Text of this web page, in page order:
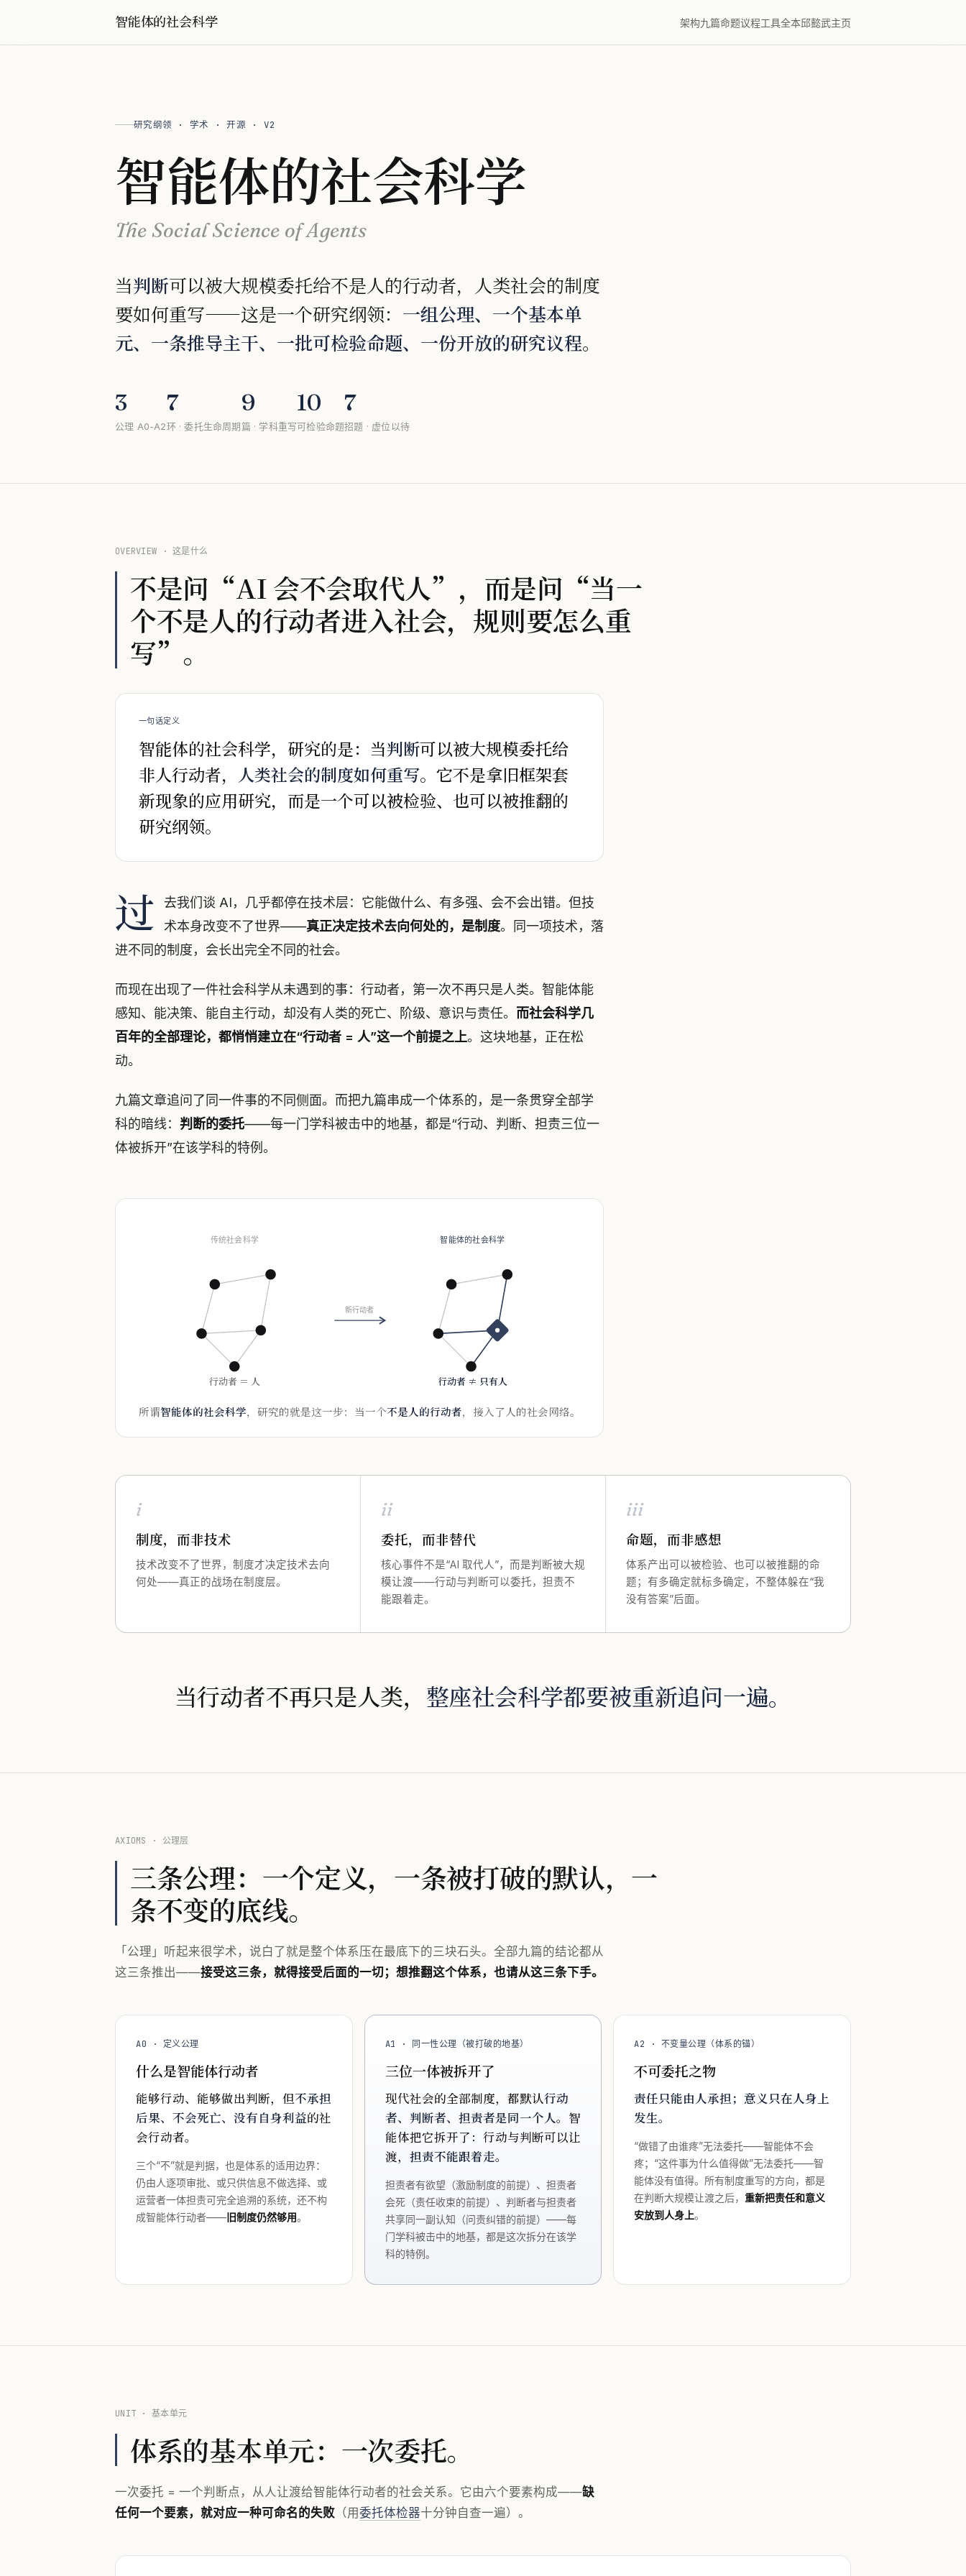
智能体的社会科学 架构九篇命题议程工具全本邱懿武主页
研究纲领 · 学术 · 开源 · V2
智能体的社会科学
The Social Science of Agents
当判断可以被大规模委托给不是人的行动者，人类社会的制度
要如何重写——这是一个研究纲领： 一组公理、一个基本单
元、一条推导主干、一批可检验命题、一份开放的研究议程。
3
公理 A0-A2
7
环 · 委托生命周期
9
篇 · 学科重写
10
可检验命题
7
招题 · 虚位以待
OVERVIEW · 这是什么
不是问“AI 会不会取代人”，而是问“当一
个不是人的行动者进入社会，规则要怎么重
写”。
一句话定义
智能体的社会科学，研究的是：当判断可以被大规模委托给
非人行动者， 人类社会的制度如何重写。它不是拿旧框架套
新现象的应用研究，而是一个可以被检验、也可以被推翻的
研究纲领。
过
去我们谈 AI，几乎都停在技术层：它能做什么、有多强、会不会出错。但技
术本身改变不了世界——真正决定技术去向何处的，是制度。同一项技术，落
进不同的制度，会长出完全不同的社会。
而现在出现了一件社会科学从未遇到的事：行动者，第一次不再只是人类。智能体能
感知、能决策、能自主行动，却没有人类的死亡、阶级、意识与责任。 而社会科学几
百年的全部理论，都悄悄建立在“行动者 = 人”这一个前提之上。这块地基，正在松
动。
九篇文章追问了同一件事的不同侧面。而把九篇串成一个体系的，是一条贯穿全部学
科的暗线： 判断的委托——每一门学科被击中的地基，都是“行动、判断、担责三位一
体被拆开”在该学科的特例。
传统社会科学 智能体的社会科学
新行动者
行动者 ＝ 人 行动者 ≠ 只有人
所谓智能体的社会科学，研究的就是这一步：当一个不是人的行动者，接入了人的社会网络。
i
制度，而非技术
技术改变不了世界，制度才决定技术去向
何处——真正的战场在制度层。
ii
委托，而非替代
核心事件不是“AI 取代人”，而是判断被大规
模让渡——行动与判断可以委托，担责不
能跟着走。
iii
命题，而非感想
体系产出可以被检验、也可以被推翻的命
题；有多确定就标多确定，不整体躲在“我
没有答案”后面。
当行动者不再只是人类， 整座社会科学都要被重新追问一遍。
AXIOMS · 公理层
三条公理：一个定义，一条被打破的默认，一
条不变的底线。
「公理」听起来很学术，说白了就是整个体系压在最底下的三块石头。全部九篇的结论都从
这三条推出——接受这三条，就得接受后面的一切；想推翻这个体系，也请从这三条下手。
A0 · 定义公理
什么是智能体行动者
能够行动、能够做出判断，但不承担
后果、不会死亡、没有自身利益的社
会行动者。
三个“不”就是判据，也是体系的适用边界：
仍由人逐项审批、或只供信息不做选择、或
运营者一体担责可完全追溯的系统，还不构
成智能体行动者—— 旧制度仍然够用。
A1 · 同一性公理（被打破的地基）
三位一体被拆开了
现代社会的全部制度，都默认行动
者、判断者、担责者是同一个人。智
能体把它拆开了：行动与判断可以让
渡， 担责不能跟着走。
担责者有欲望（激励制度的前提）、担责者
会死（责任收束的前提）、判断者与担责者
共享同一副认知（问责纠错的前提）——每
门学科被击中的地基，都是这次拆分在该学
科的特例。
A2 · 不变量公理（体系的锚）
不可委托之物
责任只能由人承担；意义只在人身上
发生。
“做错了由谁疼”无法委托——智能体不会
疼；“这件事为什么值得做”无法委托——智
能体没有值得。所有制度重写的方向，都是
在判断大规模让渡之后，重新把责任和意义
安放到人身上。
UNIT · 基本单元
体系的基本单元：一次委托。
一次委托 = 一个判断点，从人让渡给智能体行动者的社会关系。它由六个要素构成——缺
任何一个要素，就对应一种可命名的失败 （用委托体检器十分钟自查一遍）。